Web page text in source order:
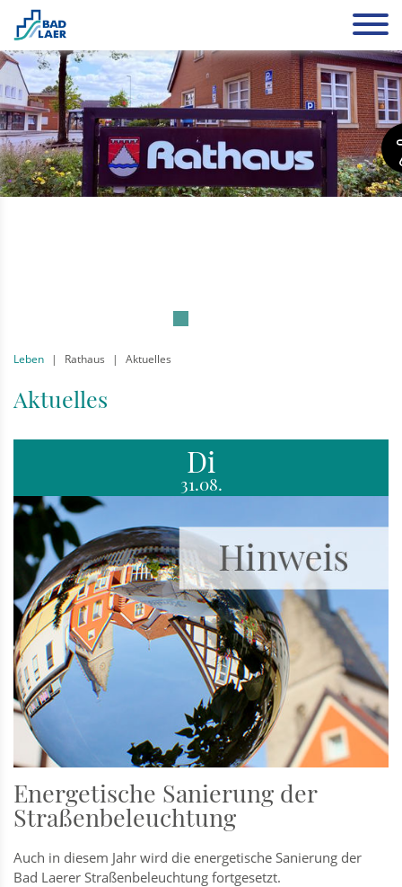
Leben Rathaus Aktuelles
Aktuelles
Di
31.08.
Energetische Sanierung der
Straßenbeleuchtung
Auch in diesem Jahr wird die energetische Sanierung der
Bad Laerer Straßenbeleuchtung fortgesetzt.